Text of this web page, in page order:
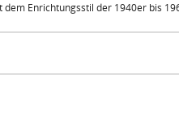
Enrichtungsstil der 1940er bis